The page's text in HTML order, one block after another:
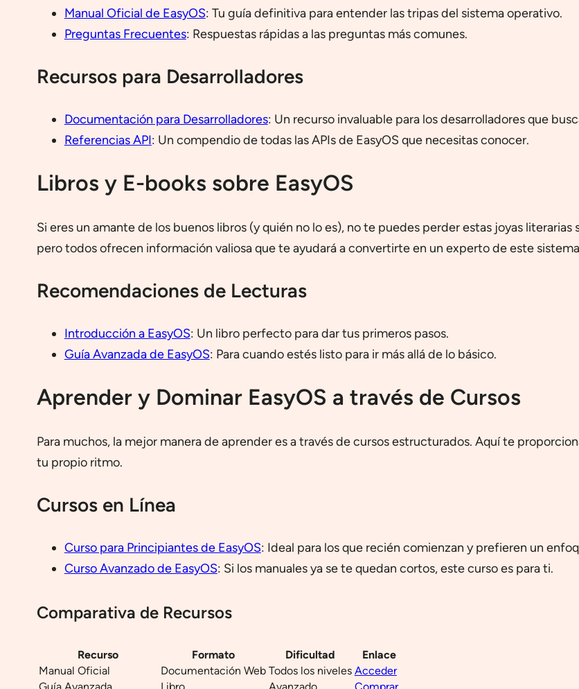
Manual Oficial de EasyOS: Tu guía definitiva para entender las tripas del sistema operativo.
Preguntas Frecuentes: Respuestas rápidas a las preguntas más comunes.
Recursos para Desarrolladores
Documentación para Desarrolladores: Un recurso invaluable para los desarrolladores que
Referencias API: Un compendio de todas las APIs de EasyOS que necesitas conocer.
Libros y E-books sobre EasyOS
Si eres un amante de los buenos libros (y quién no lo es), no te puedes perder estas joyas
pero todos ofrecen información valiosa que te ayudará a convertirte en un experto de este
Recomendaciones de Lecturas
Introducción a EasyOS: Un libro perfecto para dar tus primeros pasos.
Guía Avanzada de EasyOS: Para cuando estés listo para ir más allá de lo básico.
Aprender y Dominar EasyOS a través de Cursos
Para muchos, la mejor manera de aprender es a través de cursos estructurados. Aquí te
tu propio ritmo.
Cursos en Línea
Curso para Principiantes de EasyOS: Ideal para los que recién comienzan y prefieren un
Curso Avanzado de EasyOS: Si los manuales ya se te quedan cortos, este curso es para ti.
Comparativa de Recursos
Recurso Formato Dificultad
Enlace
Manual Oficial
Documentación Web Todos los niveles Acceder